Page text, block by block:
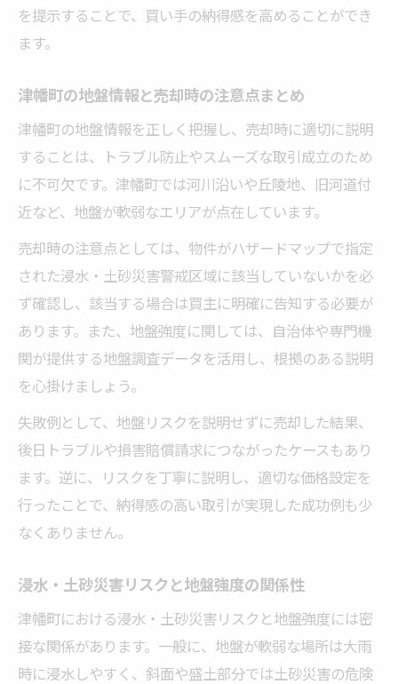
を提示することで、買い手の納得感を高めることができ
ます。
津幡町の地盤情報と売却時の注意点まとめ
津幡町の地盤情報を正しく把握し、売却時に適切に説明
することは、トラブル防止やスムーズな取引成立のため
に不可欠です。津幡町では河川沿いや丘陵地、旧河道付
近など、地盤が軟弱なエリアが点在しています。
売却時の注意点としては、物件がハザードマップで指定
された浸水・土砂災害警戒区域に該当していないかを必
ず確認し、該当する場合は買主に明確に告知する必要が
あります。また、地盤強度に関しては、自治体や専門機
関が提供する地盤調査データを活用し、根拠のある説明
を心掛けましょう。
失敗例として、地盤リスクを説明せずに売却した結果、
後日トラブルや損害賠償請求につながったケースもあり
ます。逆に、リスクを丁寧に説明し、適切な価格設定を
行ったことで、納得感の高い取引が実現した成功例も少
なくありません。
浸水・土砂災害リスクと地盤強度の関係性
津幡町における浸水・土砂災害リスクと地盤強度には密
接な関係があります。一般に、地盤が軟弱な場所は大雨
時に浸水しやすく、斜面や盛土部分では土砂災害の危険